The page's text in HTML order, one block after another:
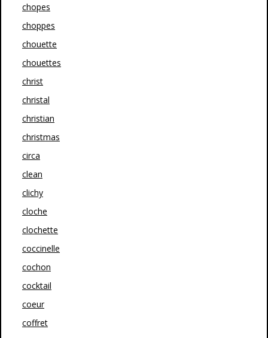
chopes
choppes
chouette
chouettes
christ
christal
christian
christmas
circa
clean
clichy
cloche
clochette
coccinelle
cochon
cocktail
coeur
coffret